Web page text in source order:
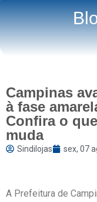
Campinas
à fase
Confira o que
muda
Sindilojas sex, 07
A Prefeitura de